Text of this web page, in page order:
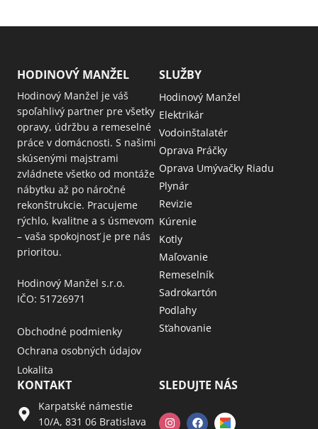
HODINOVÝ MANŽEL
Hodinový Manžel je váš
spoľahlivý partner pre všetky
opravy, údržbu a remeselné
práce v domácnosti. S našimi
skúsenými majstrami
zvládnete všetko od montáže
nábytku až po náročné
rekonštrukcie. Pracujeme
rýchlo, kvalitne a s úsmevom
– vaša spokojnosť je pre nás
prioritou.
Hodinový Manžel s.r.o.
IČO: 51726971
Obchodné podmienky
Ochrana osobných údajov
Lokalita
SLUŽBY
Hodinový Manžel
Elektrikár
Vodoinštalatér
Oprava Práčky
Oprava Umývačky Riadu
Plynár
Revizie
Kúrenie
Kotly
Maľovanie
Remeselník
Sadrokartón
Podlahy
Sťahovanie
KONTAKT
Karpatské námestie
10/A, 831 06 Bratislava
SLEDUJTE NÁS